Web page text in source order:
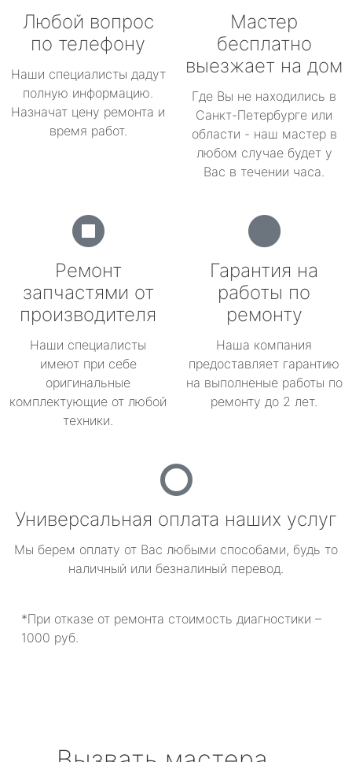
Любой вопрос
по телефону
Наши специалисты дадут
полную информацию.
Назначат цену ремонта и
время работ.
Мастер
бесплатно
выезжает на дом
Где Вы не находились в
Санкт-Петербурге или
области - наш мастер в
любом случае будет у
Вас в течении часа.
Ремонт
запчастями от
производителя
Наши специалисты
имеют при себе
оригинальные
комплектующие от любой
техники.
Гарантия на
работы по
ремонту
Наша компания
предоставляет гарантию
на выполненые работы по
ремонту до 2 лет.
Универсальная оплата наших услуг
Мы берем оплату от Вас любыми способами, будь то
наличный или безналиный перевод.
*При отказе от ремонта стоимость диагностики –
1000 руб.